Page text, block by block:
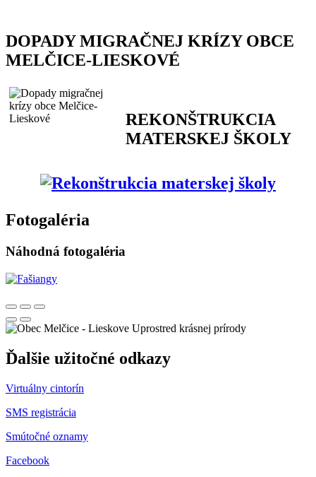
DOPADY MIGRAČNEJ KRÍZY OBCE
MELČICE-LIESKOVÉ
REKONŠTRUKCIA
MATERSKEJ ŠKOLY
Fotogaléria
Náhodná fotogaléria
Uprostred krásnej prírody
Ďalšie užitočné odkazy
Virtuálny cintorín
SMS registrácia
Smútočné oznamy
Facebook